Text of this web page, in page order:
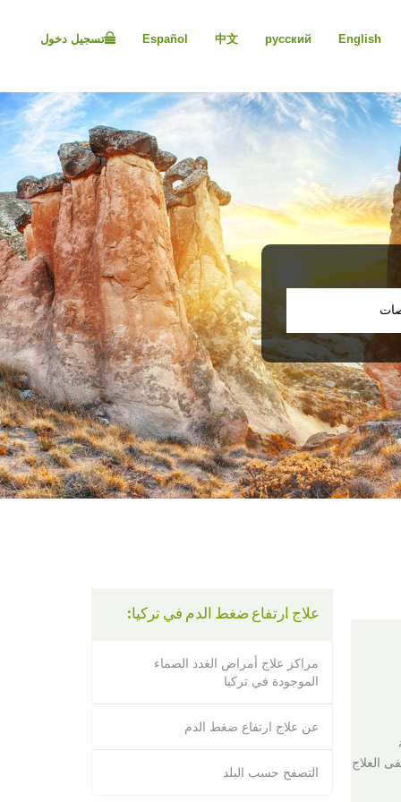
an
accessibility
system.
Press
Control-
F11
to
adjust
the
website
to
people
with
visual
disabilities
who
are
using
a
screen
reader;
Press
Control-
English
русский
中文
Español تسجيل دخول
العلاج
علاج ارتفاع ضغط الدم في تركيا:
مراكز علاج أمراض الغدد الصماء
الموجودة في تركيا
عن علاج ارتفاع ضغط الدم
التصفح حسب البلد